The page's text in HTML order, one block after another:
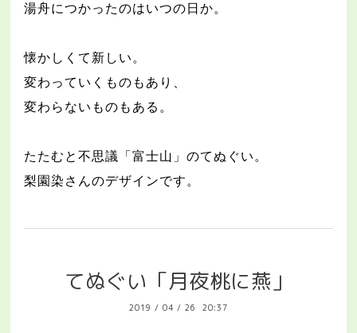
湯舟につかったのはいつの日か。
懐かしくて新しい。
変わっていくものもあり、
変わらないものもある。
たたむと不思議「富士山」のてぬぐい。
梨園染さんのデザインです。
てぬぐい「月夜桃に燕」
2019 / 04 / 26 20:37